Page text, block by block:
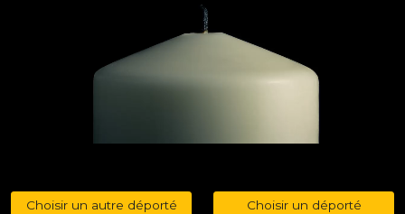
Choisir un autre déporté
Choisir un déporté